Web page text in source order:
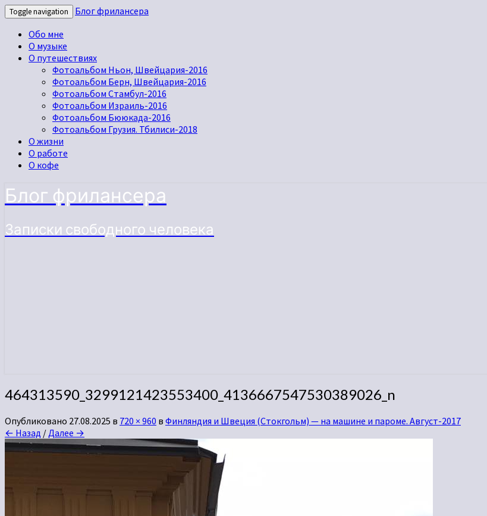
Toggle navigation
Блог фрилансера
Обо мне
О музыке
О путешествиях
Фотоальбом Ньон, Швейцария-2016
Фотоальбом Берн, Швейцария-2016
Фотоальбом Стамбул-2016
Фотоальбом Израиль-2016
Фотоальбом Бююкада-2016
Фотоальбом Грузия. Тбилиси-2018
О жизни
О работе
О кофе
Блог фрилансера
Записки свободного человека
464313590_3299121423553400_4136667547530389026_n
Опубликовано 27.08.2025 в 720 × 960 в Финляндия и Швеция (Стокгольм) — на машине и пароме. Август-2017
← Назад /Далее →